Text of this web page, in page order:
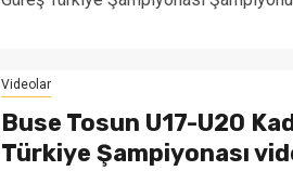
Videolar
Buse Tosun U17-U20
Türkiye Şampiyonası